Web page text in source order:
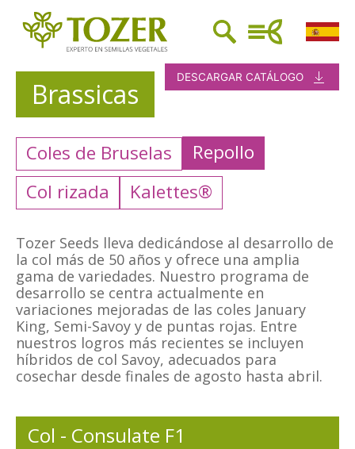
DESCARGAR CATÁLOGO
Brassicas
Coles de Bruselas
Repollo
Col rizada
Kalettes®
Tozer Seeds lleva dedicándose al desarrollo de
la col más de 50 años y ofrece una amplia
gama de variedades. Nuestro programa de
desarrollo se centra actualmente en
variaciones mejoradas de las coles January
King, Semi-Savoy y de puntas rojas. Entre
nuestros logros más recientes se incluyen
híbridos de col Savoy, adecuados para
cosechar desde finales de agosto hasta abril.
Col - Consulate F1